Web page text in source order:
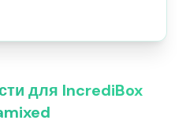
для IncrediBox